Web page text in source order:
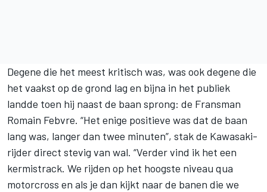
Degene die het meest kritisch was, was ook degene die
het vaakst op de grond lag en bijna in het publiek
landde toen hij naast de baan sprong: de Fransman
Romain Febvre. “Het enige positieve was dat de baan
lang was, langer dan twee minuten”, stak de Kawasaki-
rijder direct stevig van wal. “Verder vind ik het een
kermistrack. We rijden op het hoogste niveau qua
motorcross en als je dan kijkt naar de banen die we